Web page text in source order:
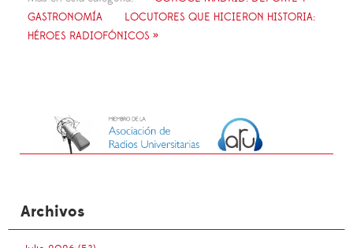
GASTRONOMÍA
LOCUTORES QUE HICIERON HISTORIA:
HÉROES RADIOFÓNICOS »
Archivos